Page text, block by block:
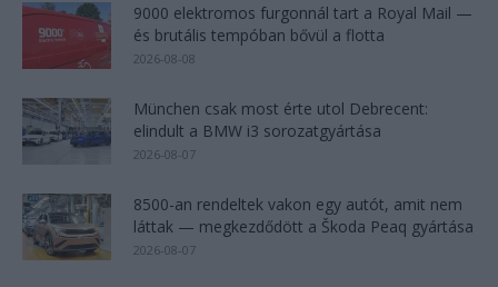
9000 elektromos furgonnál tart a Royal Mail —
és brutális tempóban bővül a flotta
2026-08-08
München csak most érte utol Debrecent:
elindult a BMW i3 sorozatgyártása
2026-08-07
8500-an rendeltek vakon egy autót, amit nem
láttak — megkezdődött a Škoda Peaq gyártása
2026-08-07